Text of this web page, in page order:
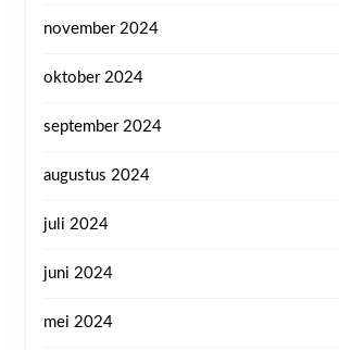
november 2024
oktober 2024
september 2024
augustus 2024
juli 2024
juni 2024
mei 2024